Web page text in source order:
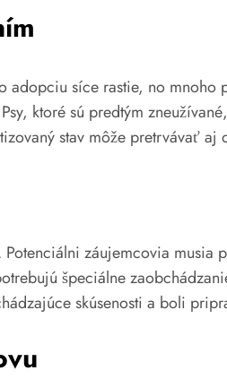
síce rastie, no
ktoré sú predtým
stav môže pretrvávať aj
záujemcovia musia
špeciálne
skúsenosti a boli